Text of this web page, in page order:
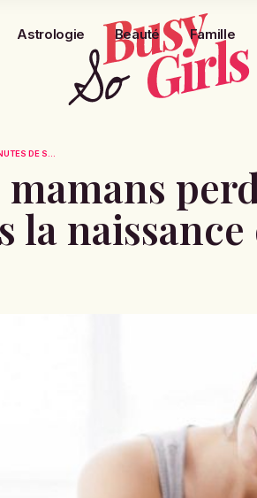
Astrologie Beauté Famille
DE S...
mamans
la